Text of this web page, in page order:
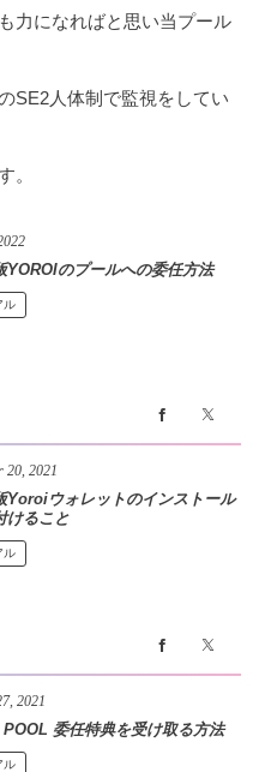
力になればと思い当プール
SE2人体制で監視をしてい
。
YOROIのプールへの委任方法
ル
20,2021
Yoroiウォレットのインストール
けること
ル
,2021
POOL 委任特典を受け取る方法
ル